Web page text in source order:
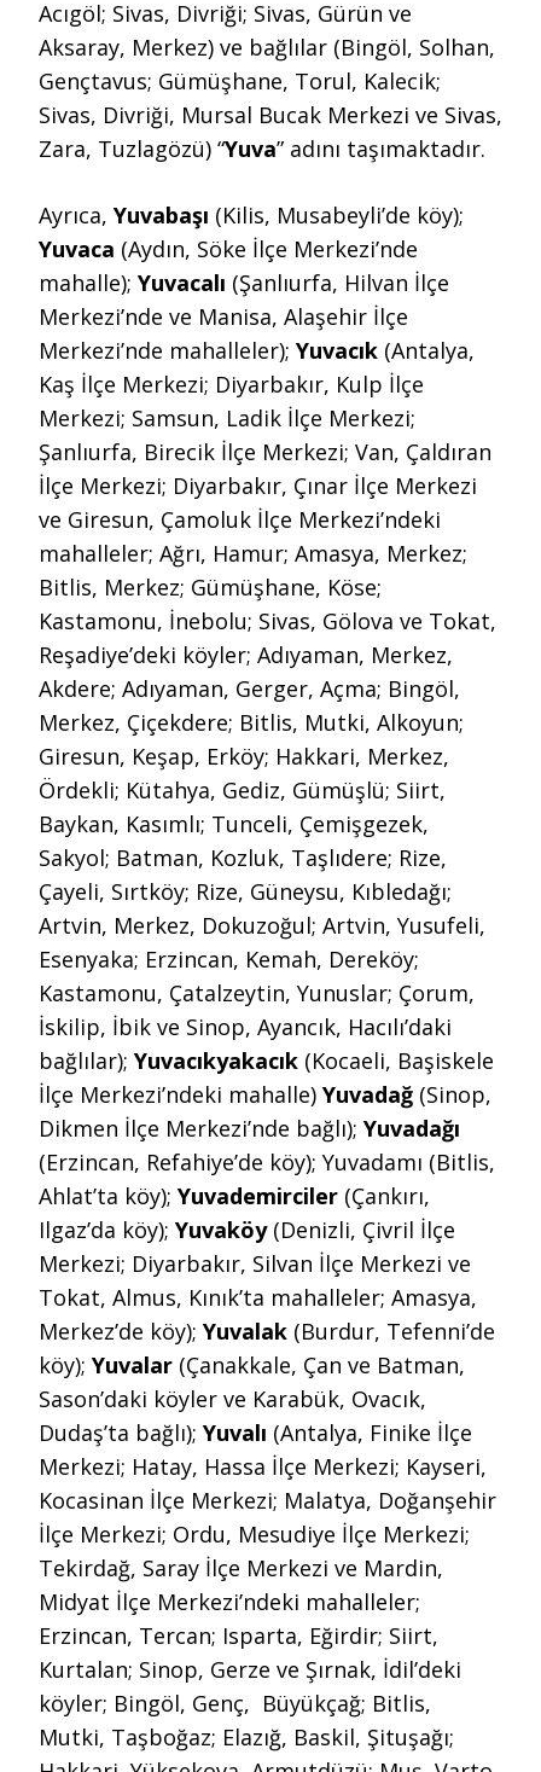
Acıgöl; Sivas, Divriği; Sivas, Gürün ve
Aksaray, Merkez) ve bağlılar (Bingöl, Solhan,
Gençtavus; Gümüşhane, Torul, Kalecik;
Sivas, Divriği, Mursal Bucak Merkezi ve Sivas,
Zara, Tuzlagözü) “Yuva” adını taşımaktadır.
Ayrıca, Yuvabaşı (Kilis, Musabeyli’de köy);
Yuvaca (Aydın, Söke İlçe Merkezi’nde
mahalle); Yuvacalı (Şanlıurfa, Hilvan İlçe
Merkezi’nde ve Manisa, Alaşehir İlçe
Merkezi’nde mahalleler); Yuvacık (Antalya,
Kaş İlçe Merkezi; Diyarbakır, Kulp İlçe
Merkezi; Samsun, Ladik İlçe Merkezi;
Şanlıurfa, Birecik İlçe Merkezi; Van, Çaldıran
İlçe Merkezi; Diyarbakır, Çınar İlçe Merkezi
ve Giresun, Çamoluk İlçe Merkezi’ndeki
mahalleler; Ağrı, Hamur; Amasya, Merkez;
Bitlis, Merkez; Gümüşhane, Köse;
Kastamonu, İnebolu; Sivas, Gölova ve Tokat,
Reşadiye’deki köyler; Adıyaman, Merkez,
Akdere; Adıyaman, Gerger, Açma; Bingöl,
Merkez, Çiçekdere; Bitlis, Mutki, Alkoyun;
Giresun, Keşap, Erköy; Hakkari, Merkez,
Ördekli; Kütahya, Gediz, Gümüşlü; Siirt,
Baykan, Kasımlı; Tunceli, Çemişgezek,
Sakyol; Batman, Kozluk, Taşlıdere; Rize,
Çayeli, Sırtköy; Rize, Güneysu, Kıbledağı;
Artvin, Merkez, Dokuzoğul; Artvin, Yusufeli,
Esenyaka; Erzincan, Kemah, Dereköy;
Kastamonu, Çatalzeytin, Yunuslar; Çorum,
İskilip, İbik ve Sinop, Ayancık, Hacılı’daki
bağlılar); Yuvacıkyakacık (Kocaeli, Başiskele
İlçe Merkezi’ndeki mahalle) Yuvadağ (Sinop,
Dikmen İlçe Merkezi’nde bağlı); Yuvadağı
(Erzincan, Refahiye’de köy); Yuvadamı (Bitlis,
Ahlat’ta köy); Yuvademirciler (Çankırı,
Ilgaz’da köy); Yuvaköy (Denizli, Çivril İlçe
Merkezi; Diyarbakır, Silvan İlçe Merkezi ve
Tokat, Almus, Kınık’ta mahalleler; Amasya,
Merkez’de köy); Yuvalak (Burdur, Tefenni’de
köy); Yuvalar (Çanakkale, Çan ve Batman,
Sason’daki köyler ve Karabük, Ovacık,
Dudaş’ta bağlı); Yuvalı (Antalya, Finike İlçe
Merkezi; Hatay, Hassa İlçe Merkezi; Kayseri,
Kocasinan İlçe Merkezi; Malatya, Doğanşehir
İlçe Merkezi; Ordu, Mesudiye İlçe Merkezi;
Tekirdağ, Saray İlçe Merkezi ve Mardin,
Midyat İlçe Merkezi’ndeki mahalleler;
Erzincan, Tercan; Isparta, Eğirdir; Siirt,
Kurtalan; Sinop, Gerze ve Şırnak, İdil’deki
köyler; Bingöl, Genç, Büyükçağ; Bitlis,
Mutki, Taşboğaz; Elazığ, Baskil, Şituşağı;